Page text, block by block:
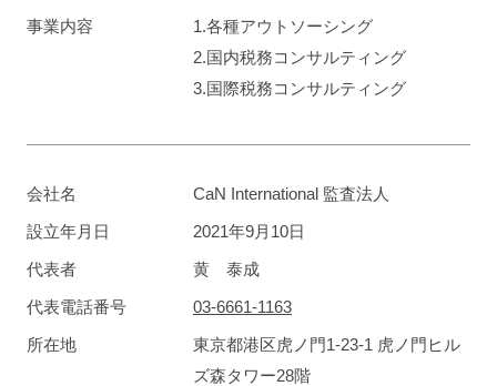
事業内容
1.各種アウトソーシング
2.国内税務コンサルティング
3.国際税務コンサルティング
会社名
CaN International 監査法人
設立年月日
2021年9月10日
代表者
黄 泰成
代表電話番号
03-6661-1163
所在地
東京都港区虎ノ門1-23-1 虎ノ門ヒル
ズ森タワー28階